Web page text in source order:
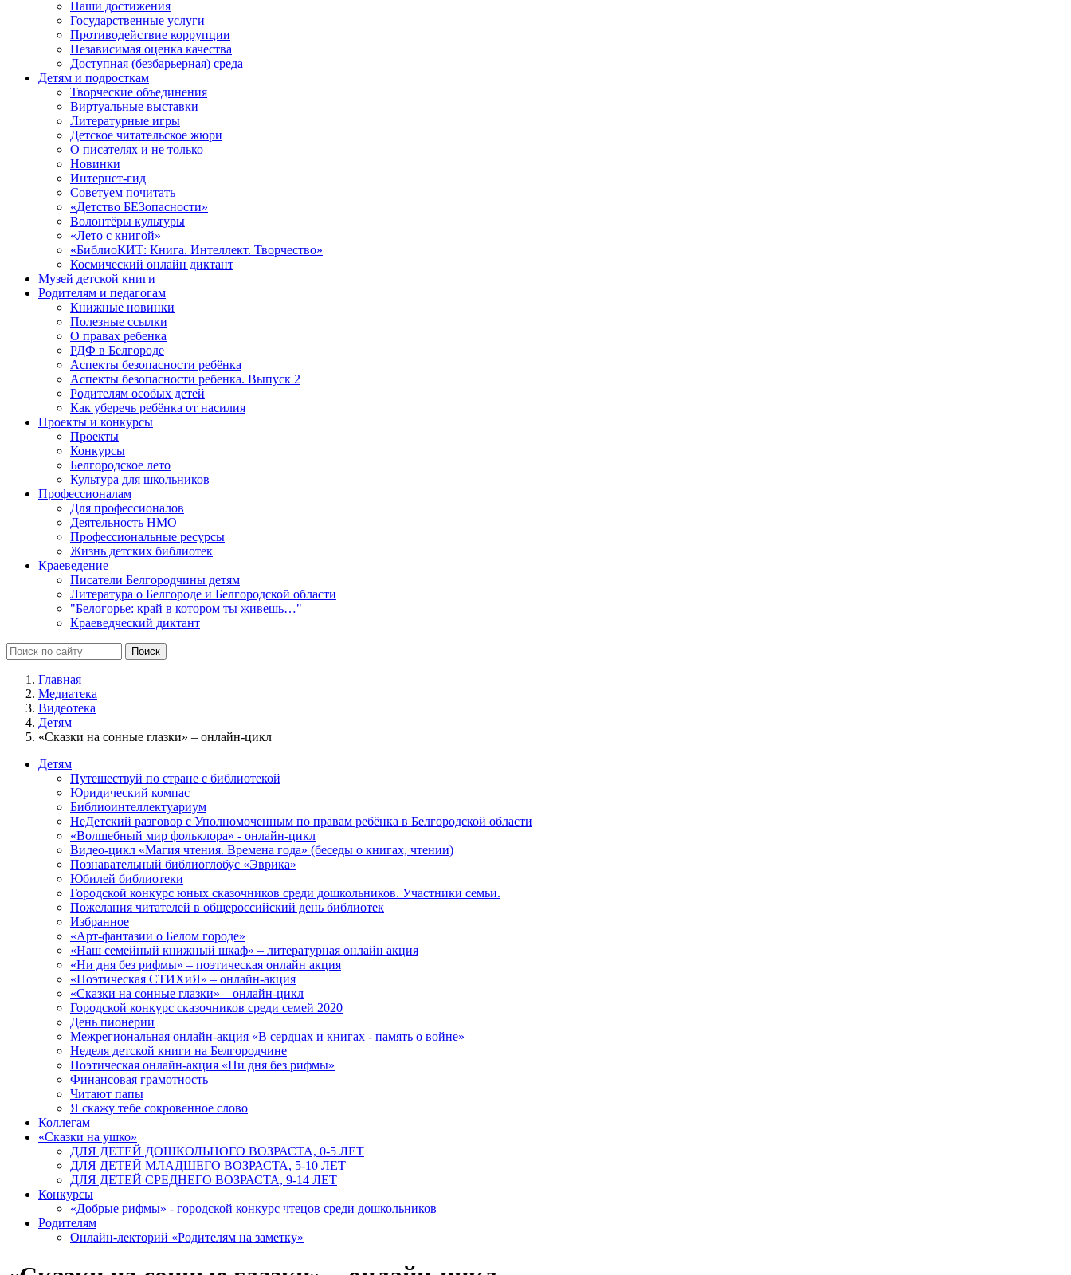
Наши достижения
Государственные услуги
Противодействие коррупции
Независимая оценка качества
Доступная (безбарьерная) среда
Детям и подросткам
Творческие объединения
Виртуальные выставки
Литературные игры
Детское читательское жюри
О писателях и не только
Новинки
Интернет-гид
Советуем почитать
«Детство БЕЗопасности»
Волонтёры культуры
«Лето с книгой»
«БиблиоКИТ: Книга. Интеллект. Творчество»
Космический онлайн диктант
Музей детской книги
Родителям и педагогам
Книжные новинки
Полезные ссылки
О правах ребенка
РДФ в Белгороде
Аспекты безопасности ребёнка
Аспекты безопасности ребенка. Выпуск 2
Родителям особых детей
Как уберечь ребёнка от насилия
Проекты и конкурсы
Проекты
Конкурсы
Белгородское лето
Культура для школьников
Профессионалам
Для профессионалов
Деятельность НМО
Профессиональные ресурсы
Жизнь детских библиотек
Краеведение
Писатели Белгородчины детям
Литература о Белгороде и Белгородской области
"Белогорье: край в котором ты живешь…"
Краеведческий диктант
Главная
Медиатека
Видеотека
Детям
«Сказки на сонные глазки» – онлайн-цикл
Детям
Путешествуй по стране с библиотекой
Юридический компас
Библиоинтеллектуариум
НеДетский разговор с Уполномоченным по правам ребёнка в Белгородской области
«Волшебный мир фольклора» - онлайн-цикл
Видео-цикл «Магия чтения. Времена года» (беседы о книгах, чтении)
Познавательный библиоглобус «Эврика»
Юбилей библиотеки
Городской конкурс юных сказочников среди дошкольников. Участники семьи.
Пожелания читателей в общероссийский день библиотек
Избранное
«Арт-фантазии о Белом городе»
«Наш семейный книжный шкаф» – литературная онлайн акция
«Ни дня без рифмы» – поэтическая онлайн акция
«Поэтическая СТИХиЯ» – онлайн-акция
«Сказки на сонные глазки» – онлайн-цикл
Городской конкурс сказочников среди семей 2020
День пионерии
Межрегиональная онлайн-акция «В сердцах и книгах - память о войне»
Неделя детской книги на Белгородчине
Поэтическая онлайн-акция «Ни дня без рифмы»
Финансовая грамотность
Читают папы
Я скажу тебе сокровенное слово
Коллегам
«Сказки на ушко»
ДЛЯ ДЕТЕЙ ДОШКОЛЬНОГО ВОЗРАСТА, 0-5 ЛЕТ
ДЛЯ ДЕТЕЙ МЛАДШЕГО ВОЗРАСТА, 5-10 ЛЕТ
ДЛЯ ДЕТЕЙ СРЕДНЕГО ВОЗРАСТА, 9-14 ЛЕТ
Конкурсы
«Добрые рифмы» - городской конкурс чтецов среди дошкольников
Родителям
Онлайн-лекторий «Родителям на заметку»